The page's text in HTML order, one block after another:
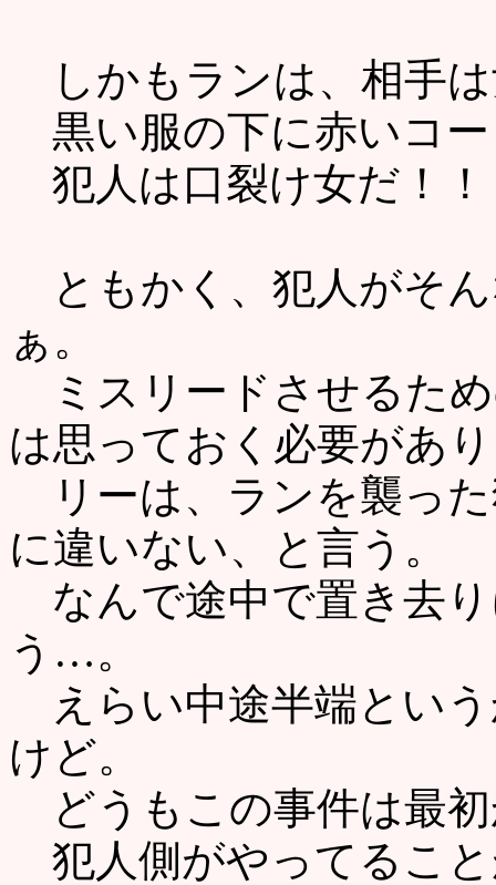
しかもランは、相手
黒い服の下に赤いコ
犯人は口裂け女だ！！
ともかく、犯人がそ
ぁ。
ミスリードさせるた
は思っておく必要があ
リーは、ランを襲っ
に違いない、と言う。
なんで途中で置き去
う…。
えらい中途半端とい
けど。
どうもこの事件は最
犯人側がやってるこ